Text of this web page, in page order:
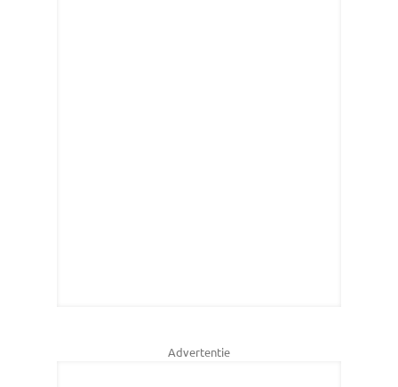
Advertentie